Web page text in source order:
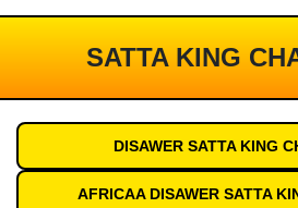
SATTA KING
DISAWER SATTA KING
AFRICAA DISAWER SATTA